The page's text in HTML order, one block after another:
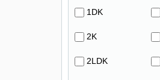
1DK
2K
2LDK